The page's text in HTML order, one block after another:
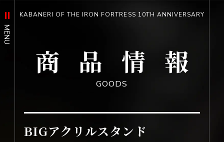
トップ
OFFICIAL SNS
X
MENU
KABANERI OF THE IRON FORTRESS 10TH ANNIVERSARY
商品情報
GOODS
BIGアクリルスタンド